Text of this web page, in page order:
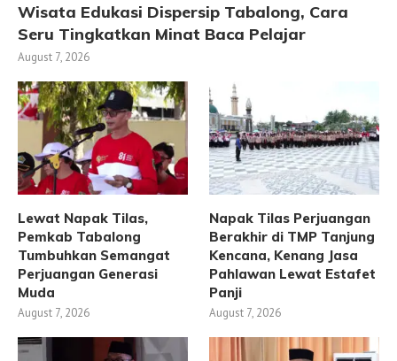
Wisata Edukasi Dispersip Tabalong, Cara
Seru Tingkatkan Minat Baca Pelajar
August 7, 2026
Lewat Napak Tilas,
Pemkab Tabalong
Tumbuhkan Semangat
Perjuangan Generasi
Muda
August 7, 2026
Napak Tilas Perjuangan
Berakhir di TMP Tanjung
Kencana, Kenang Jasa
Pahlawan Lewat Estafet
Panji
August 7, 2026